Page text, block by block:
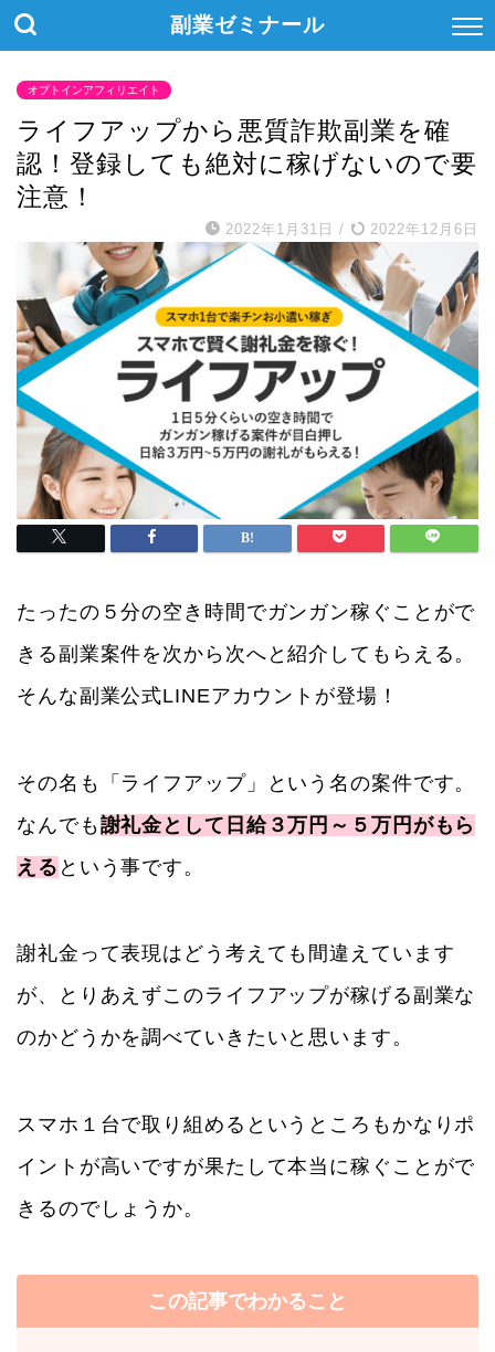
副業ゼミナール
オプトインアフィリエイト
ライフアップから悪質詐欺副業を確
認！登録しても絶対に稼げないので要
注意！
2022年1月31日 / 2022年12月6日
たったの５分の空き時間でガンガン稼ぐことがで
きる副業案件を次から次へと紹介してもらえる。
そんな副業公式LINEアカウントが登場！
その名も「ライフアップ」という名の案件です。
なんでも謝礼金として日給３万円～５万円がもら
える という事です。
謝礼金って表現はどう考えても間違えています
が、とりあえずこのライフアップが稼げる副業な
のかどうかを調べていきたいと思います。
スマホ１台で取り組めるというところもかなりポ
イントが高いですが果たして本当に稼ぐことがで
きるのでしょうか。
この記事でわかること